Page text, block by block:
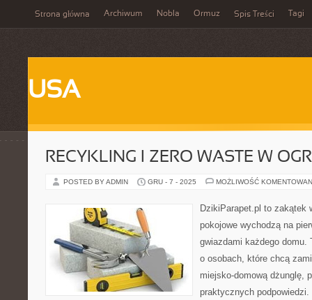
Strona główna Archiwum Nobla Ormuz Spis Treści Tagi
USA
RECYKLING I ZERO WASTE W
POSTED BY ADMIN GRU - 7 - 2025 MOŻLIWOŚĆ
DzikiParapet.pl to zakątek
pokojowe wychodzą na
gwiazdami każdego domu.
o osobach, które chcą
miejsko-domową dżunglę,
praktycznych